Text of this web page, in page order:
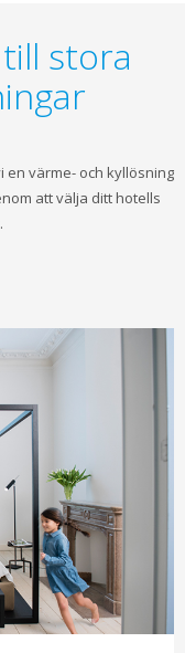
stora
en värme- och kyllösning
att välja ditt hotells